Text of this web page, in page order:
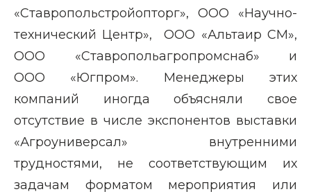
«Ставропольстройопторг», ООО «Научно-
технический Центр»,
ООО «Альтаир СМ»,
ООО «Ставропольагропромснаб» и
ООО «Югпром». Менеджеры этих
компаний иногда объясняли свое
отсутствие в числе экспонентов выставки
«Агроуниверсал» внутренними
трудностями, не соответствующим их
задачам форматом мероприятия или